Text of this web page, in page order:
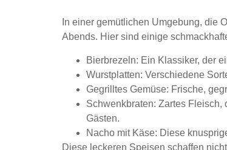
In einer gemütlichen Umgebung, die
Abends. Hier sind einige
Bierbrezeln: Ein Klassiker, der
Wurstplatten: Verschiedene
Gegrilltes Gemüse: Frische,
Schwenkbraten: Zartes Fleisch,
Gästen.
Nacho mit Käse: Diese
Diese leckeren Speisen schaffen